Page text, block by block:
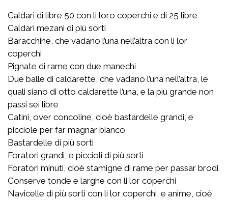
Caldari di libre 50 con li loro coperchi e di 25 libre
Caldari mezani di più sorti
Baracchine, che vadano l’una nell’altra con li lor
coperchi
Pignate di rame con due manechi
Due balle di caldarette, che vadano l’una nell’altra, le
quali siano di otto caldarette l’una, e la più grande non
passi sei libre
Catini, over concoline, cioè bastardelle grandi, e
picciole per far magnar bianco
Bastardelle di più sorti
Foratori grandi, e piccioli di più sorti
Foratori minuti, cioè stamigne di rame per passar brodi
Conserve tonde e larghe con li lor coperchi
Navicelle di più sorti con li lor coperchi, e anime, cioè